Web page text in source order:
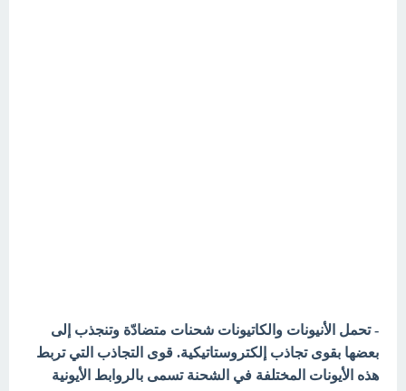
- تحمل الأنيونات والكاتيونات شحنات متضادّة وتنجذب إلى
بعضها بقوى تجاذب إلكتروستاتيكية. قوى التجاذب التي تربط
هذه الأيونات المختلفة في الشحنة تسمى بالروابط الأيونية